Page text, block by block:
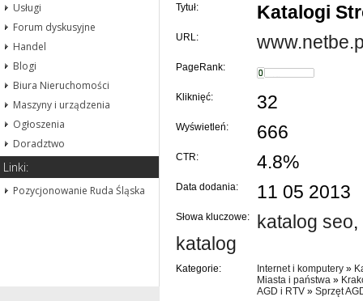
Usługi
Forum dyskusyjne
Handel
Blogi
Biura Nieruchomości
Maszyny i urządzenia
Ogłoszenia
Doradztwo
Linki:
Pozycjonowanie Ruda Śląska
Tytuł: Katalogi
URL:
PageRank:
Kliknięć: 32
Wyświetleń: 666
CTR: 4.8%
Data dodania: 11 05 2013
Słowa kluczowe: katalog seo,
katalog
Kategorie: Internet i komputery »
Miasta i państwa »
AGD i RTV » Sprzęt